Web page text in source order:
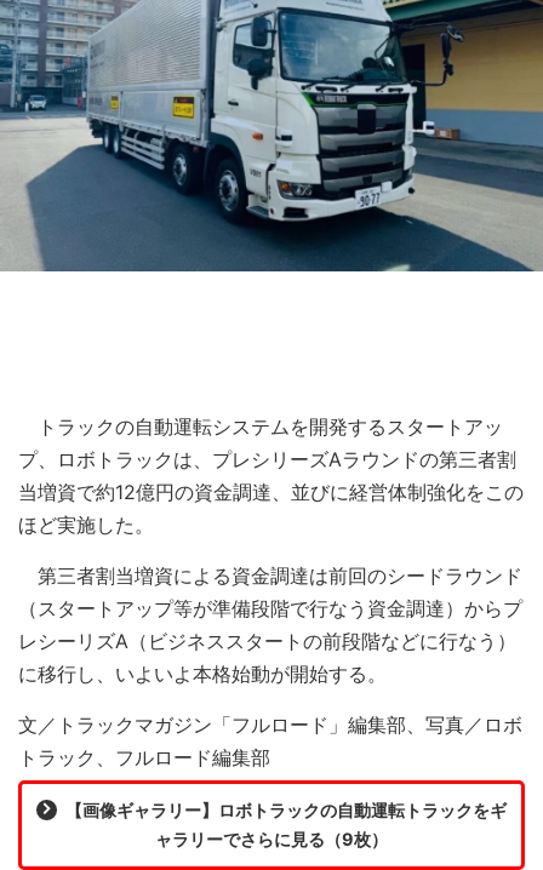
トラックの自動運転システムを開発するスタートアッ
プ、ロボトラックは、プレシリーズAラウンドの第三者割
当増資で約12億円の資金調達、並びに経営体制強化をこの
ほど実施した。
第三者割当増資による資金調達は前回のシードラウンド
（スタートアップ等が準備段階で行なう資金調達）からプ
レシーリズA（ビジネススタートの前段階などに行なう）
に移行し、いよいよ本格始動が開始する。
文／トラックマガジン「フルロード」編集部、写真／ロボ
トラック、フルロード編集部
【画像ギャラリー】ロボトラックの自動運転トラックをギ
ャラリーでさらに見る（9枚）